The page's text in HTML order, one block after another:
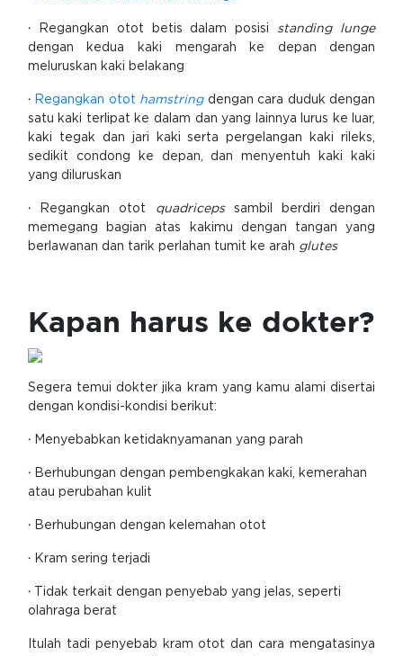
· Regangkan otot betis dalam posisi standing lunge
dengan kedua kaki mengarah ke depan dengan
meluruskan kaki belakang
· Regangkan otot hamstringdengan cara duduk dengan
satu kaki terlipat ke dalam dan yang lainnya lurus ke luar,
kaki tegak dan jari kaki serta pergelangan kaki rileks,
sedikit condong ke depan, dan menyentuh kaki kaki
yang diluruskan
·Regangkan otot quadricepssambil berdiri dengan
memegang bagian atas kakimu dengan tangan yang
berlawanan dan tarik perlahan tumit ke arah glutes
Kapan harus ke dokter?
Segera temui dokter jika kram yang kamu alami disertai
dengan kondisi-kondisi berikut:
· Menyebabkan ketidaknyamanan yang parah
· Berhubungan dengan pembengkakan kaki, kemerahan
atau perubahan kulit
· Berhubungan dengan kelemahan otot
· Kram sering terjadi
·
Tidak terkait dengan penyebab yang jelas, seperti
olahraga berat
Itulah tadi penyebab kram otot dan cara mengatasinya